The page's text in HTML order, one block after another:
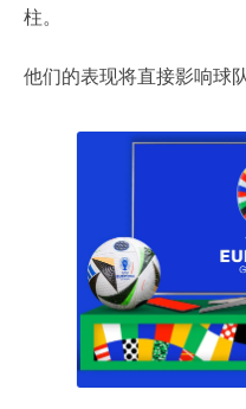
柱。
他们的表现将直接影响球